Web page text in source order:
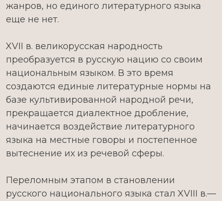
жанров, но единого литературного языка
еще не нет.
XVII в. великорусская народность
преобразуется в русскую нацию со своим
национальным языком. В это время
создаются единые литературные нормы на
базе культивированной народной речи,
прекращается диалектное дробление,
начинается воздействие литературного
языка на местные говоры и постепенное
вытеснение их из речевой сферы.
Переломным этапом в становлении
русского национального языка стал XVIII в.—